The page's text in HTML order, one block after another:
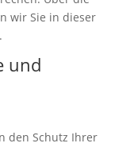
wir Sie in dieser
und
den Schutz Ihrer